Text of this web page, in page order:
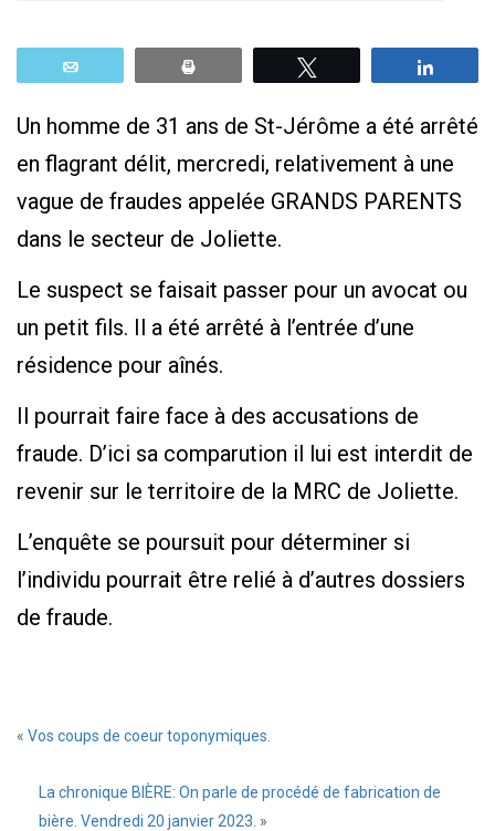
Un homme de 31 ans de St-Jérôme a été arrêté
en flagrant délit, mercredi, relativement à une
vague de fraudes appelée GRANDS PARENTS
dans le secteur de Joliette.
Le suspect se faisait passer pour un avocat ou
un petit fils. Il a été arrêté à l’entrée d’une
résidence pour aînés.
Il pourrait faire face à des accusations de
fraude. D’ici sa comparution il lui est interdit de
revenir sur le territoire de la MRC de Joliette.
L’enquête se poursuit pour déterminer si
l’individu pourrait être relié à d’autres dossiers
de fraude.
« Vos coups de coeur toponymiques.
La chronique BIÈRE: On parle de procédé de fabrication de
bière. Vendredi 20 janvier 2023. »